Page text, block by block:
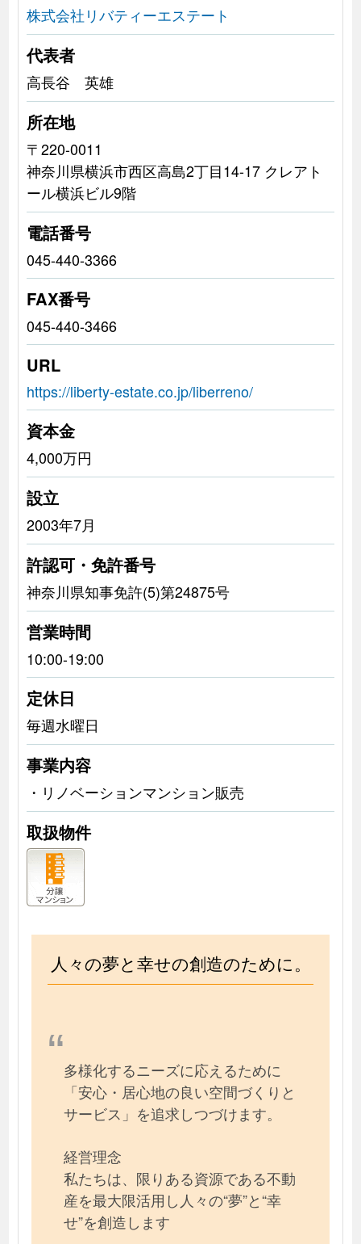
株式会社リバティーエステート
代表者
高長谷 英雄
所在地
〒220-0011
神奈川県横浜市西区高島2丁目14-17 クレアト
ール横浜ビル9階
電話番号
045-440-3366
FAX番号
045-440-3466
URL
https://liberty-estate.co.jp/liberreno/
資本金
4,000万円
設立
2003年7月
許認可・免許番号
神奈川県知事免許(5)第24875号
営業時間
10:00-19:00
定休日
毎週水曜日
事業内容
・リノベーションマンション販売
取扱物件
人々の夢と幸せの創造のために。
多様化するニーズに応えるために
「安心・居心地の良い空間づくりと
サービス」を追求しつづけます。
経営理念
私たちは、限りある資源である不動
産を最大限活用し人々の“夢”と“幸
せ”を創造します